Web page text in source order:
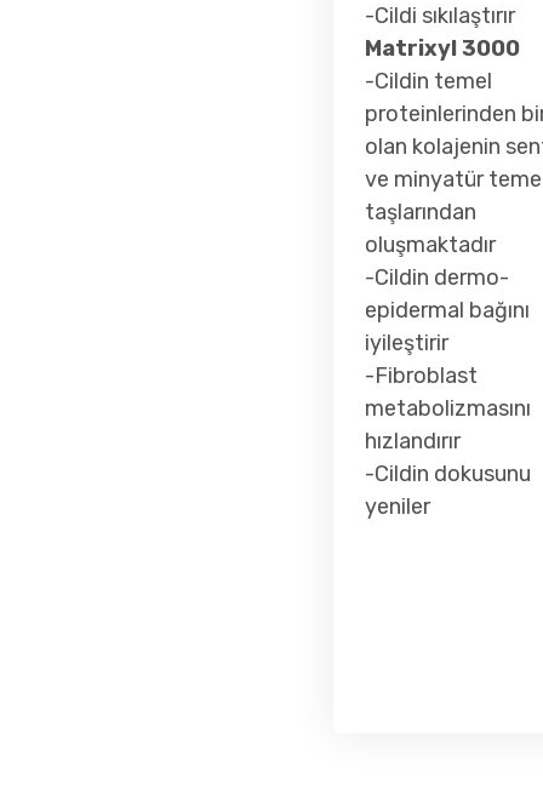
-Cildi sıkılaştırır
Matrixyl 3000
-Cildin temel
proteinlerinden
olan kolajenin
ve minyatür
taşlarından
oluşmaktadır
-Cildin dermo-
epidermal bağını
iyileştirir
-Fibroblast
metabolizmasını
hızlandırır
-Cildin dokusunu
yeniler